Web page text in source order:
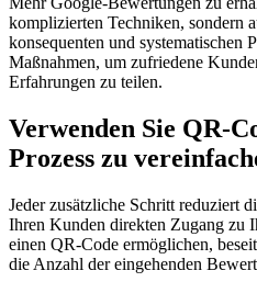
komplizierten Techniken, sondern
konsequenten und systematischen
Maßnahmen, um zufriedene
Erfahrungen zu teilen.
Verwenden Sie QR-
Prozess zu
Jeder zusätzliche Schritt reduziert
Ihren Kunden direkten Zugang zu
einen QR-Code ermöglichen,
die Anzahl der eingehenden